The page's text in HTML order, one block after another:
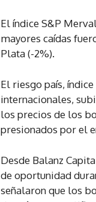
El índice S&P
mayores caídas
Plata (-2%).
El riesgo país,
internacionales,
los precios de los
presionados por el
Desde Balanz
de oportunidad
señalaron que los